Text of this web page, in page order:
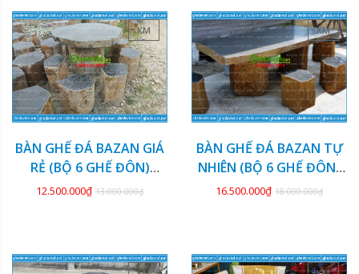
KM
BÀN GHẾ ĐÁ BAZAN GIÁ
RẺ (BỘ 6 GHẾ ĐÔN)
GDBZ-20
12.500.000₫ 13.000.000₫
KM
BÀN GHẾ ĐÁ BAZAN TỰ
NHIÊN (BỘ 6 GHẾ ĐÔN)
GDBZ-19
16.500.000₫ 18.000.000₫